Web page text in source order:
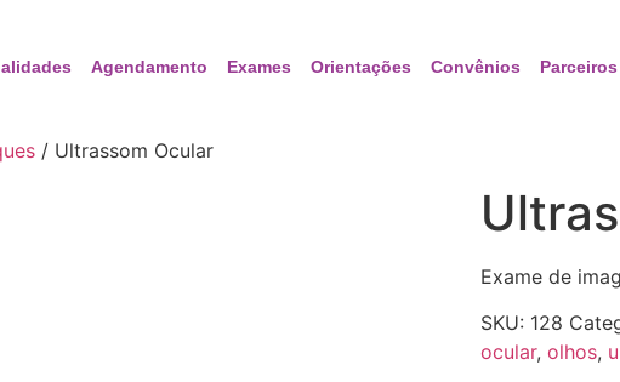
Agendamento Exames Orientações Convênios Parceiros
/ Ultrassom Ocular
Exame de
SKU: 128
ocular, olhos,